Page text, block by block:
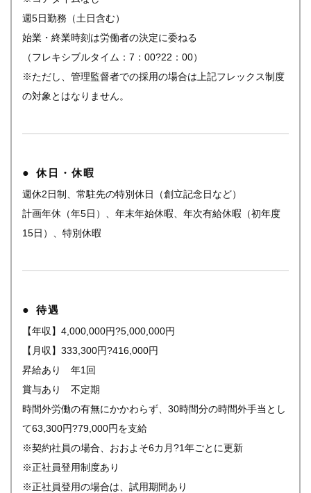
週5日勤務（土日含む）
始業・終業時刻は労働者の決定に委ねる
（フレキシブルタイム：7：00?22：00）
※ただし、管理監督者での採用の場合は上記フレックス制度
の対象とはなりません。
休日・休暇
週休2日制、常駐先の特別休日（創立記念日など）
計画年休（年5日）、年末年始休暇、年次有給休暇（初年度
15日）、特別休暇
待遇
【年収】4,000,000円?5,000,000円
【月収】333,300円?416,000円
昇給あり 年1回
賞与あり 不定期
時間外労働の有無にかかわらず、30時間分の時間外手当とし
て63,300円?79,000円を支給
※契約社員の場合、おおよそ6カ月?1年ごとに更新
※正社員登用制度あり
※正社員登用の場合は、試用期間あり